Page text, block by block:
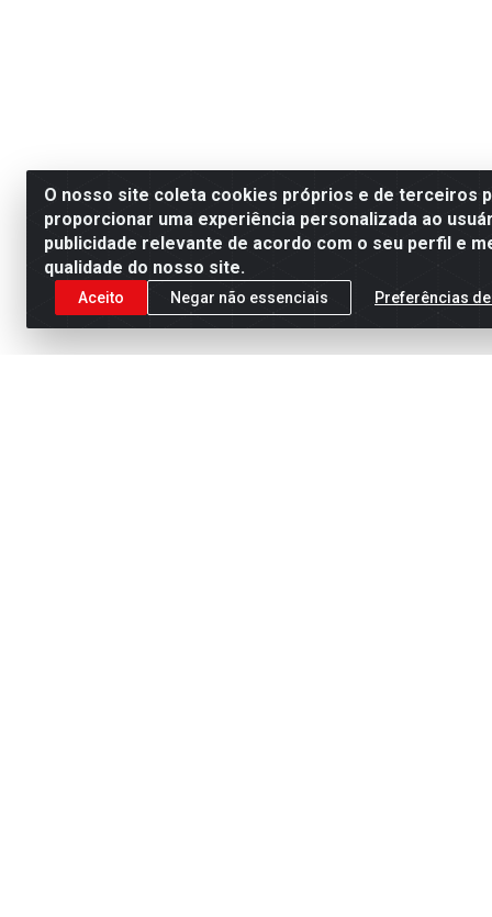
O nosso site coleta cookies próprios e de terceiros
proporcionar uma experiência personalizada ao
publicidade relevante de acordo com o seu perfil e
qualidade do nosso site.
Aceito Negar não essenciais Preferências